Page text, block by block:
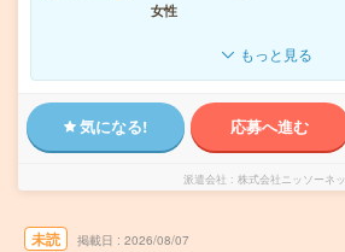
女性
もっと見る
気になる! 応募へ進む
派遣会社 株式会社ニッソーネ
未読 掲載日 2026/08/07